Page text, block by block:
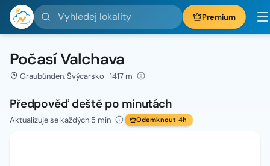
Vyhledej lokality Premium
Počasí Valchava
Graubünden, Švýcarsko · 1417 m
Předpověď deště po minutách
Aktualizuje se každých 5 min Odemknout 4h